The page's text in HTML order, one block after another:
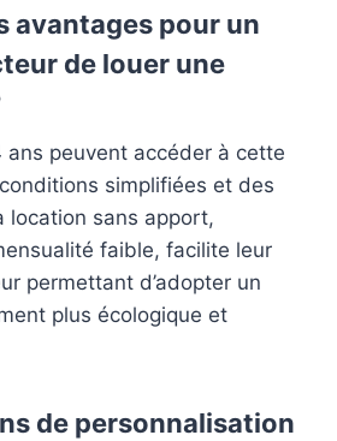
avantages pour un
de louer une
ans peuvent accéder à cette
simplifiées et des
sans apport,
faible, facilite leur
permettant d’adopter un
plus écologique et
de personnalisation